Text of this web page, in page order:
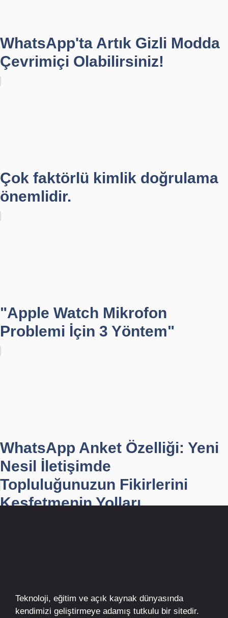
WhatsApp'ta Artık Gizli Modda
Çevrimiçi Olabilirsiniz!
Çok faktörlü kimlik doğrulama
önemlidir.
"Apple Watch Mikrofon
Problemi İçin 3 Yöntem"
WhatsApp Anket Özelliği: Yeni
Nesil İletişimde
Topluluğunuzun Fikirlerini
Keşfetmenin Yolları
Teknoloji, eğitim ve açık kaynak dünyasında
kendimizi geliştirmeye adamış tutkulu bir sitedir.